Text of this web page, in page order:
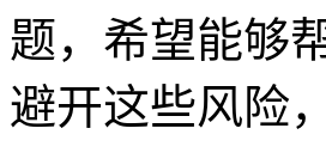
题，希望能够
避开这些风险